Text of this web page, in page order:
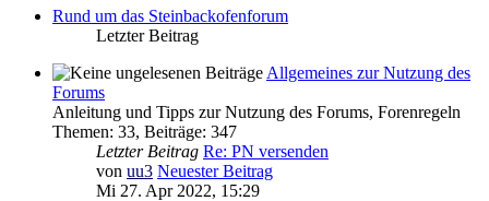
Rund um das Steinbackofenforum
Letzter Beitrag
Allgemeines zur Nutzung des
Forums
Anleitung und Tipps zur Nutzung des Forums, Forenregeln
Themen: 33, Beiträge: 347
Letzter Beitrag Re: PN versenden
von uu3 Neuester Beitrag
Mi 27. Apr 2022, 15:29